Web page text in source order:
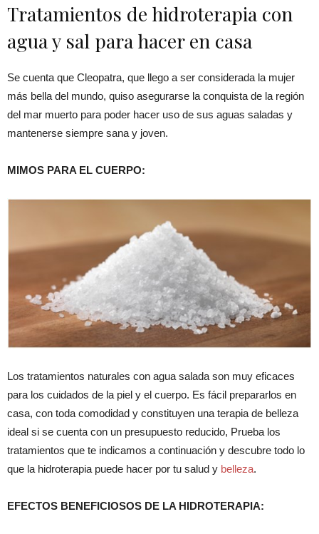
Tratamientos de hidroterapia con
agua y sal para hacer en casa
Se cuenta que Cleopatra, que llego a ser considerada la mujer
más bella del mundo, quiso asegurarse la conquista de la región
del mar muerto para poder hacer uso de sus aguas saladas y
mantenerse siempre sana y joven.
MIMOS PARA EL CUERPO:
Los tratamientos naturales con agua salada son muy eficaces
para los cuidados de la piel y el cuerpo. Es fácil prepararlos en
casa, con toda comodidad y constituyen una terapia de belleza
ideal si se cuenta con un presupuesto reducido, Prueba los
tratamientos que te indicamos a continuación y descubre todo lo
que la hidroterapia puede hacer por tu salud y belleza.
EFECTOS BENEFICIOSOS DE LA HIDROTERAPIA: